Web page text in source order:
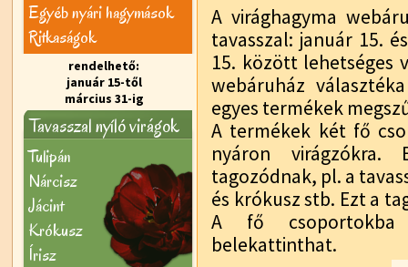
Egyéb nyári hagymások
Ritkaságok
rendelhető:
január 15-től
március 31-ig
Tavasszal nyíló virágok
Tulipán
Nárcisz
Jácint
Krókusz
Írisz
A virághagyma
tavasszal: január 15.
15. között lehetséges
webáruház
egyes termékek
A termékek két fő
nyáron
tagozódnak, pl. a
és krókusz stb. Ezt a
A fő csoportokba
belekattinthat.